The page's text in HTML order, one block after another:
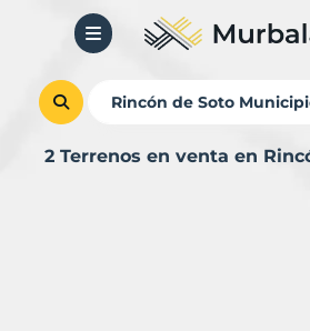
2 Terrenos en venta en